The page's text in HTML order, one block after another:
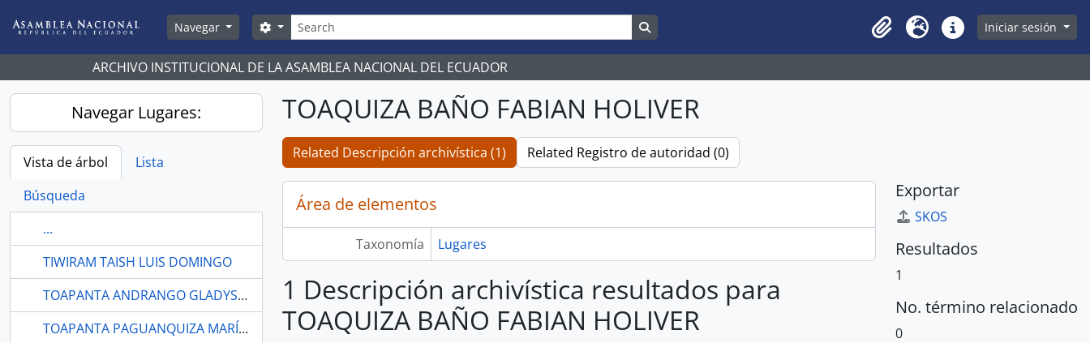
Navegar
Búsqueda
Search options
Clipboard
Idioma Enlaces rápidos
Iniciar sesión
ARCHIVO INSTITUCIONAL DE LA ASAMBLEA NACIONAL DEL ECUADOR
Navegar Lugares:
Vista de árbol
Lista
Búsqueda
...
TIWIRAM TAISH LUIS DOMINGO
TOAPANTA ANDRANGO GLADYS IVON
TOAPANTA PAGUANQUIZA MARÍA MERCEDES
TOAQUIZA BAÑO FABIAN HOLIVER
Related Descripción archivística (1) Related Registro de autoridad (0)
Área de elementos
Taxonomía Lugares
1 Descripción archivística resultados para
TOAQUIZA BAÑO FABIAN HOLIVER
Exportar
SKOS
Resultados
1
No. término relacionado
0